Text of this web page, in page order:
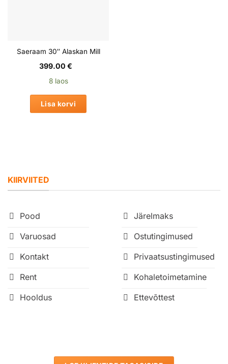
Saeraam 30″ Alaskan Mill
399.00 €
8 laos
Lisa korvi
KIIRVIITED
Pood
Varuosad
Kontakt
Rent
Hooldus
Järelmaks
Ostutingimused
Privaatsustingimused
Kohaletoimetamine
Ettevõttest